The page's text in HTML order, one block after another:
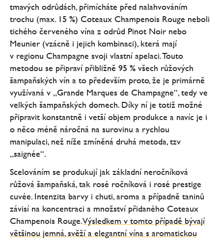
tmavých odrůdách, přimícháte před nalahvováním
trochu (max. 15 %) Coteaux Champenois Rouge neboli
tichého červeného vína z odrůd Pinot Noir nebo
Meunier (vzácně i jejich kombinaci), která mají
v regionu Champagne svoji vlastní apelaci. Touto
metodou se připraví přibližně 95 % všech růžových
šampaňských vín a to především proto, že je primárně
využívaná v „Grande Marques de Champagne“, tedy ve
velkých šampaňských domech. Díky ní je totiž možné
připravit konstantně i vetší objem produkce a navíc je i
o něco méně náročná na surovinu a rychlou
manipulaci, než níže zmíněná druhá metoda, tzv
„saignée“.
Scelováním se produkují jak základní neročníková
růžová šampaňská, tak rosé ročníková i rosé prestige
cuvée. Intenzita barvy i chuti, aroma a případně taninů
závisí na koncentraci a množství přidaného Coteaux
Champenois Rouge.Výsledkem v tomto případě bývají
většinou jemná, svěží a elegantní vína s aromatickou